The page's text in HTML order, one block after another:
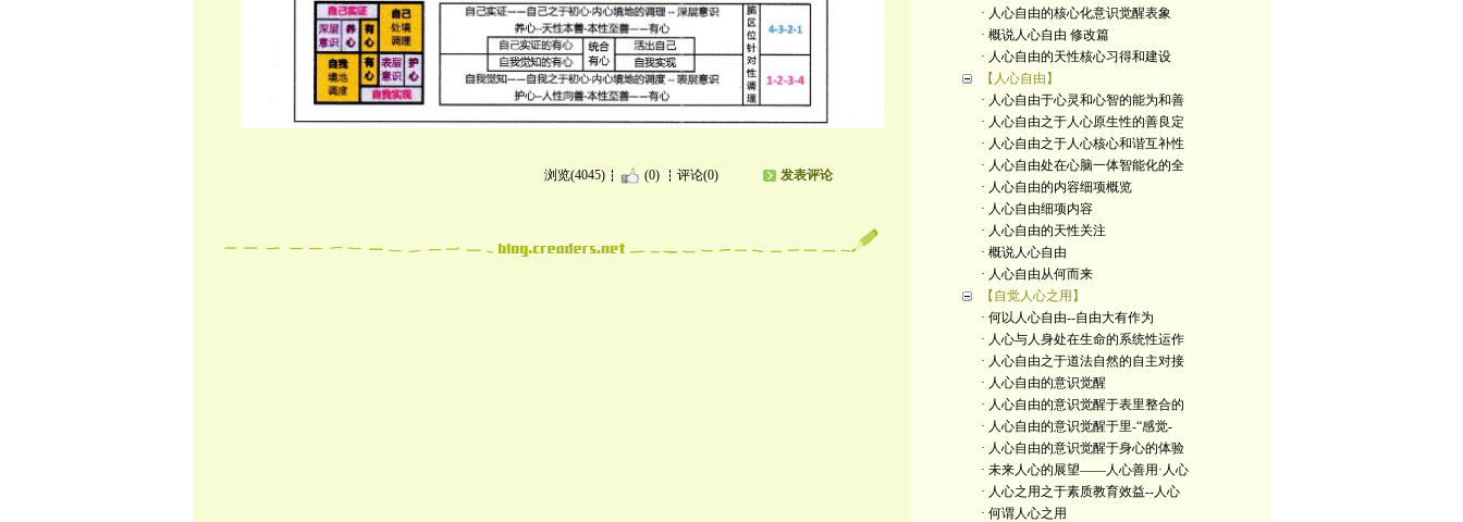
浏览(4045) (0) 评论(0) 发表评论
· 人心自由的核心化意识觉醒表象
· 概说人心自由 修改篇
· 人心自由的天性核心习得和建设
【人心自由】
· 人心自由于心灵和心智的能为和善
· 人心自由之于人心原生性的善良定
· 人心自由之于人心核心和谐互补性
· 人心自由处在心脑一体智能化的全
· 人心自由的内容细项概览
· 人心自由细项内容
· 人心自由的天性关注
· 概说人心自由
· 人心自由从何而来
【自觉人心之用】
· 何以人心自由--自由大有作为
· 人心与人身处在生命的系统性运作
· 人心自由之于道法自然的自主对接
· 人心自由的意识觉醒
· 人心自由的意识觉醒于表里整合的
· 人心自由的意识觉醒于里-“感觉-
· 人心自由的意识觉醒于身心的体验
· 未来人心的展望——人心善用·人心
· 人心之用之于素质教育效益--人心
· 何谓人心之用